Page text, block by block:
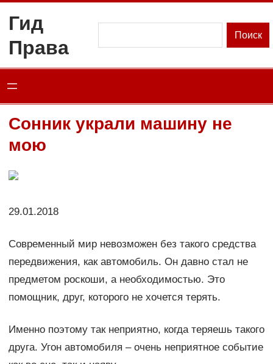
содержимому
Гид
Права
Поиск
Сонник украли машину не
мою
29.01.2018
Современный мир невозможен без такого средства
передвижения, как автомобиль. Он давно стал не
предметом роскоши, а необходимостью. Это
помощник, друг, которого не хочется терять.
Именно поэтому так неприятно, когда теряешь такого
друга. Угон автомобиля – очень неприятное событие